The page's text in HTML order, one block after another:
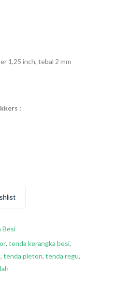
1,25 inch, tebal 2 mm
:
Besi
, tenda kerangka besi,
, tenda pleton, tenda regu,